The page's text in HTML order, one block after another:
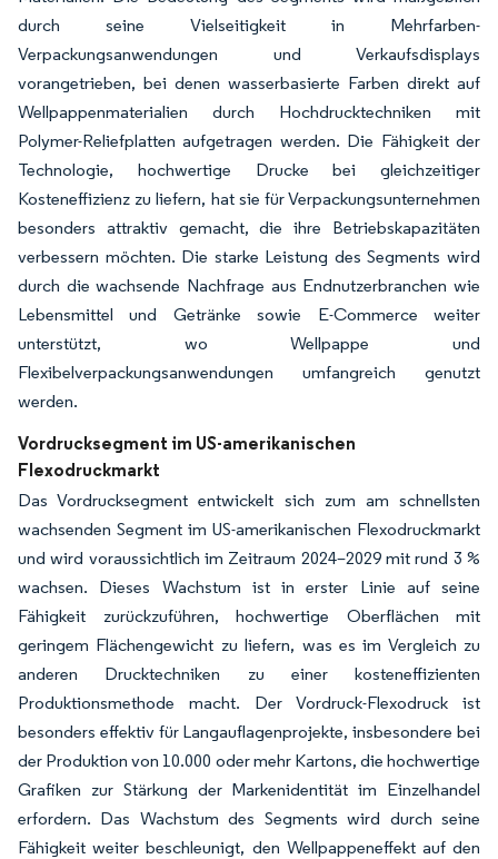
durch seine Vielseitigkeit in Mehrfarben-
Verpackungsanwendungen und Verkaufsdisplays
vorangetrieben, bei denen wasserbasierte Farben direkt auf
Wellpappenmaterialien durch Hochdrucktechniken mit
Polymer-Reliefplatten aufgetragen werden. Die Fähigkeit der
Technologie, hochwertige Drucke bei gleichzeitiger
Kosteneffizienz zu liefern, hat sie für Verpackungsunternehmen
besonders attraktiv gemacht, die ihre Betriebskapazitäten
verbessern möchten. Die starke Leistung des Segments wird
durch die wachsende Nachfrage aus Endnutzerbranchen wie
Lebensmittel und Getränke sowie E-Commerce weiter
unterstützt, wo Wellpappe und
Flexibelverpackungsanwendungen umfangreich genutzt
werden.
Vordrucksegment im US-amerikanischen
Flexodruckmarkt
Das Vordrucksegment entwickelt sich zum am schnellsten
wachsenden Segment im US-amerikanischen Flexodruckmarkt
und wird voraussichtlich im Zeitraum 2024–2029 mit rund 3 %
wachsen. Dieses Wachstum ist in erster Linie auf seine
Fähigkeit zurückzuführen, hochwertige Oberflächen mit
geringem Flächengewicht zu liefern, was es im Vergleich zu
anderen Drucktechniken zu einer kosteneffizienten
Produktionsmethode macht. Der Vordruck-Flexodruck ist
besonders effektiv für Langauflagenprojekte, insbesondere bei
der Produktion von 10.000 oder mehr Kartons, die hochwertige
Grafiken zur Stärkung der Markenidentität im Einzelhandel
erfordern. Das Wachstum des Segments wird durch seine
Fähigkeit weiter beschleunigt, den Wellpappeneffekt auf den